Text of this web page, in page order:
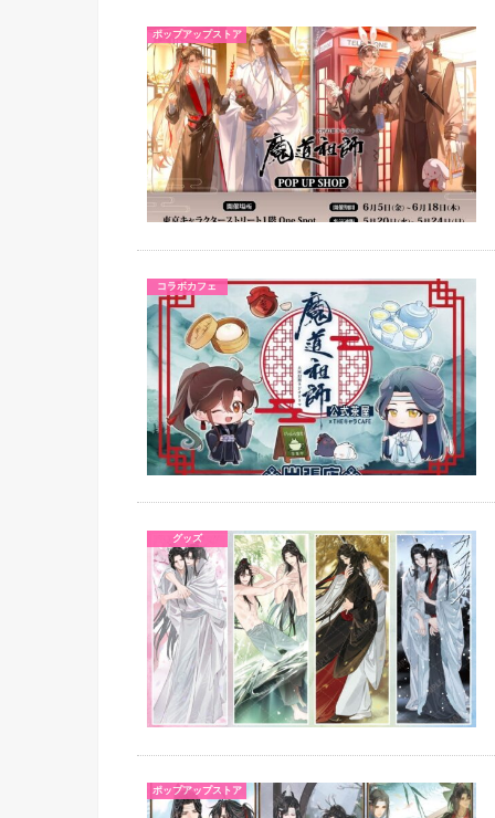
ポップアップストア
コラボカフェ
グッズ
ポップアップストア